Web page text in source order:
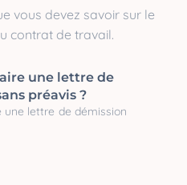
vous devez savoir sur le
contrat de travail.
une lettre de
préavis ?
une lettre de démission